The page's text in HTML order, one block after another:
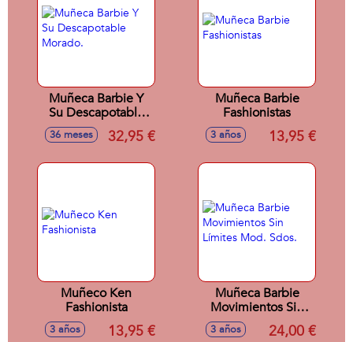
Muñeca Barbie Y
Su Descapotable
Morado.
36 meses 32,95 €
Muñeca Barbie
Fashionistas
3 años 13,95 €
Muñeco Ken
Fashionista
3 años 13,95 €
Muñeca Barbie
Movimientos Sin
Límites Mod. Sdos.
3 años 24,00 €